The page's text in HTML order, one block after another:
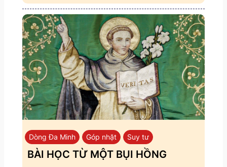
Dòng Đa Minh Góp nhặt Suy tư
BÀI HỌC TỪ MỘT BỤI HỒNG